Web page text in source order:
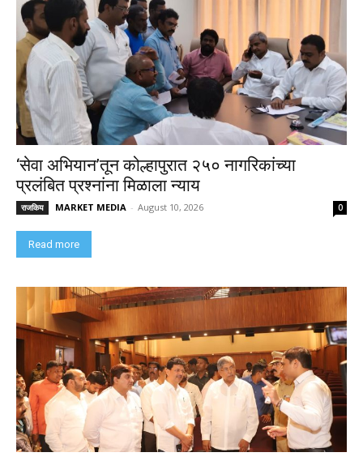
‘सेवा अभियान’तून कोल्हापुरात २५० नागरिकांच्या
प्रलंबित प्रश्नांना मिळाला न्याय
राजकिय MARKET MEDIA - August 10, 2026 0
Read more